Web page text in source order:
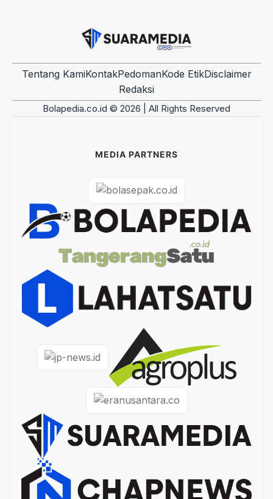
Tentang KamiKontakPedomanKode EtikDisclaimer
Redaksi
Bolapedia.co.id © 2026 | All Rights Reserved
MEDIA PARTNERS